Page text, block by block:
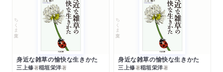
ちくま文庫
身近な雑草の愉快な生きかた
三上修著稲垣栄洋著
ちくま文庫
身近な雑草の愉快な生きかた
三上修著稲垣栄洋著